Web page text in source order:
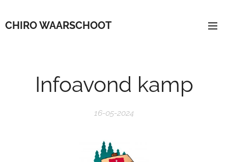
CHIRO WAARSCHOOT
Infoavond kamp
16-05-2024